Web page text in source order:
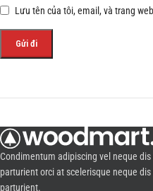
Lưu tên của tôi, email, và trang
Condimentum adipiscing vel neque dis
parturient orci at scelerisque neque dis
parturient.